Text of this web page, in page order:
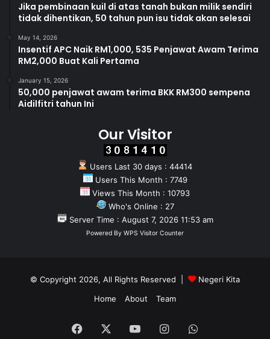
Jika pembinaan kuil di atas tanah bukan milik sendiri
tidak dihentikan, 50 tahun pun isu tidak akan selesai
May 14, 2026
Insentif APC Naik RM1,000, 535 Penjawat Awam Terima
RM2,000 Buat Kali Pertama
January 15, 2026
50,000 penjawat awam terima BKK RM300 sempena
Aidilfitri tahun Ini
Our Visitor
Users Last 30 days : 44414
Users This Month : 7749
Views This Month : 10793
Who's Online : 27
Server Time : August 7, 2026 11:53 am
Powered By WPS Visitor Counter
© Copyright 2026, All Rights Reserved |
Negeri Kita
Home
About Team
Facebook YouTubeInstagramWhatsApp